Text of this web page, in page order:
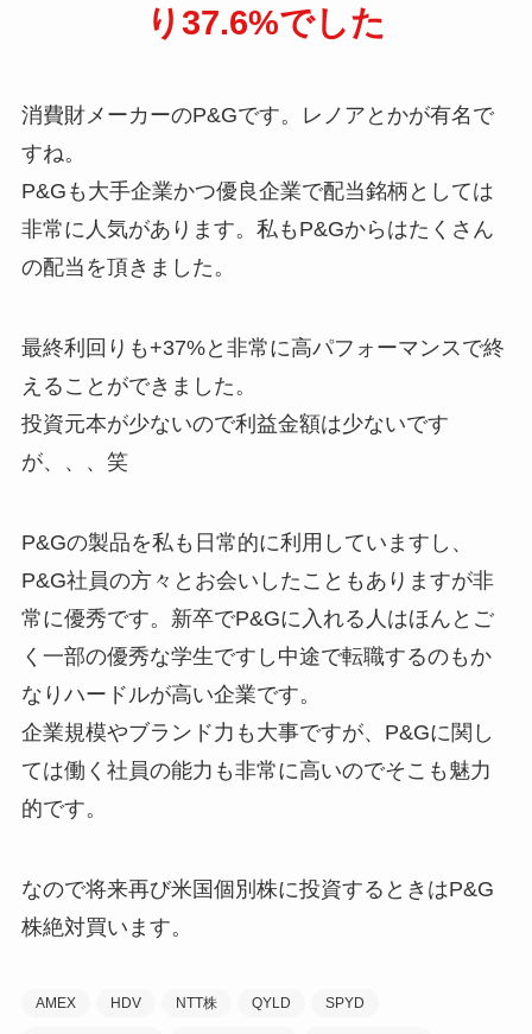
り37.6%でした
消費財メーカーのP&Gです。レノアとかが有名で
すね。
P&Gも大手企業かつ優良企業で配当銘柄としては
非常に人気があります。私もP&Gからはたくさん
の配当を頂きました。
最終利回りも+37%と非常に高パフォーマンスで終
えることができました。
投資元本が少ないので利益金額は少ないです
が、、、笑
P&Gの製品を私も日常的に利用していますし、
P&G社員の方々とお会いしたこともありますが非
常に優秀です。新卒でP&Gに入れる人はほんとご
く一部の優秀な学生ですし中途で転職するのもか
なりハードルが高い企業です。
企業規模やブランド力も大事ですが、P&Gに関し
ては働く社員の能力も非常に高いのでそこも魅力
的です。
なので将来再び米国個別株に投資するときはP&G
株絶対買います。
AMEX HDV NTT株 QYLD SPYD